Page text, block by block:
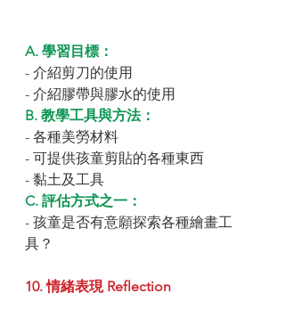
A. 學習目標：
- 介紹剪刀的使用
- 介紹膠帶與膠水的使用
B. 教學工具與方法：
- 各種美勞材料
- 可提供孩童剪貼的各種東西
- 黏土及工具
C. 評估方式之一：
- 孩童是否有意願探索各種繪畫工
具？
10. 情緒表現 Reflection